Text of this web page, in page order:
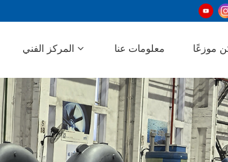
المركز الفني معلومات عنا موزعًا